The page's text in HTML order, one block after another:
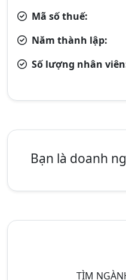
Mã số thuế:
Năm thành lập:
Số lượng nhân
Bạn là doanh
TÌM